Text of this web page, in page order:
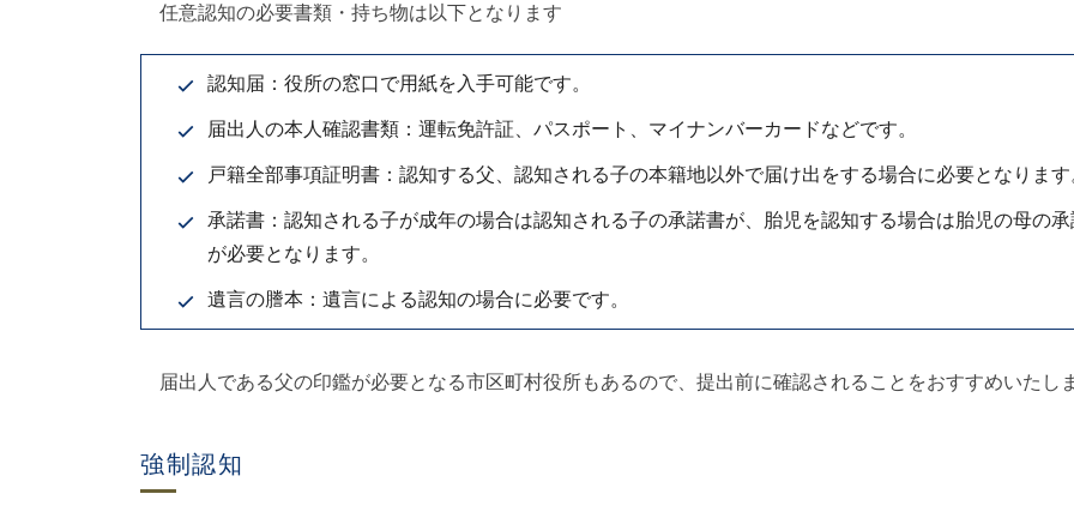
任意認知の必要書類・持ち物は以下となります
認知届：役所の窓口で用紙を入手可能です。
届出人の本人確認書類：運転免許証、パスポート、マイナンバーカードなどです。
戸籍全部事項証明書：認知する父、認知される子の本籍地以外で届け出をする場合に必要となります
承諾書：認知される子が成年の場合は認知される子の承諾書が、胎児を認知する場合は胎児の母の
が必要となります。
遺言の謄本：遺言による認知の場合に必要です。
届出人である父の印鑑が必要となる市区町村役所もあるので、提出前に確認されることをおすすめいたしま
強制認知